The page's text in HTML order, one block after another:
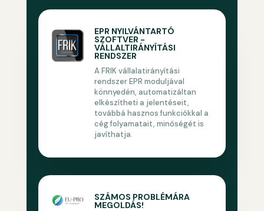
EPR NYILVÁNTARTÓ
SZOFTVER -
VÁLLALTIRÁNYÍTÁSI
RENDSZER
A FRIK vállalatirányítási
rendszer EPR moduljával
könnyedén, automatizáltan
elkészítheti a jelentéseit,
továbbá hasznos funkciókkal a
cég folyamatait, minőségét is
javíthatja.
SZÁMOS PROBLÉMÁRA
MEGOLDÁS!